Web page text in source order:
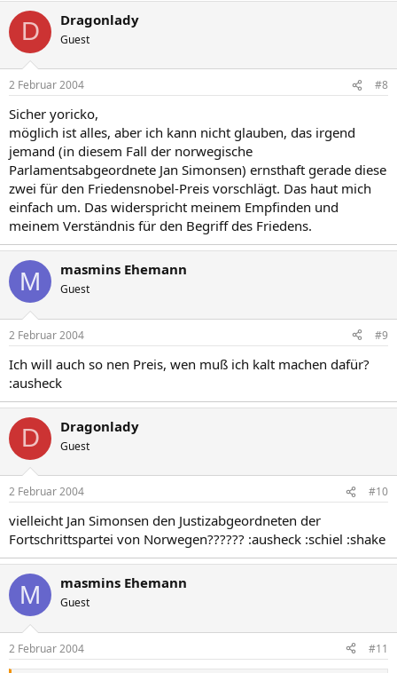
D Dragonlady
Guest
2 Februar 2004 #8
Sicher yoricko,
möglich ist alles, aber ich kann nicht glauben, das irgend
jemand (in diesem Fall der norwegische
Parlamentsabgeordnete Jan Simonsen) ernsthaft gerade diese
zwei für den Friedensnobel-Preis vorschlägt. Das haut mich
einfach um. Das widerspricht meinem Empfinden und
meinem Verständnis für den Begriff des Friedens.
M masmins Ehemann
Guest
2 Februar 2004 #9
Ich will auch so nen Preis, wen muß ich kalt machen dafür?
:ausheck
D Dragonlady
Guest
2 Februar 2004 #10
vielleicht Jan Simonsen den Justizabgeordneten der
Fortschrittspartei von Norwegen?????? :ausheck :schiel :shake
M masmins Ehemann
Guest
2 Februar 2004 #11